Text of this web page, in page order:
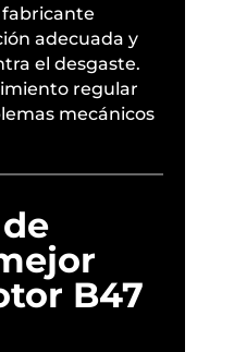
adecuada y
el desgaste.
regular
mecánicos
B47